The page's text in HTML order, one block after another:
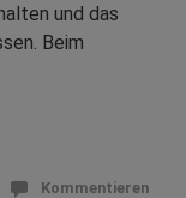
und das
Beim
Kommentieren